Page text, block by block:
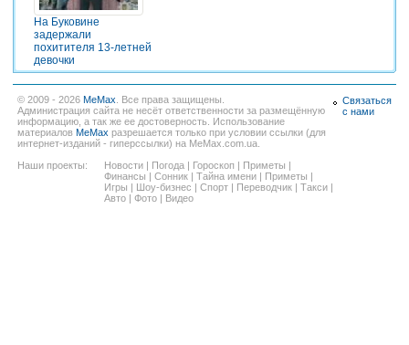
На Буковине
задержали
похитителя 13-летней
девочки
© 2009 - 2026 MeMax . Все права защищены.
Администрация сайта не несёт ответственности за размещённую
информацию, а так же ее достоверность. Использование
материалов MeMax разрешается только при условии ссылки (для
интернет-изданий - гиперссылки) на MeMax.com.ua.
Наши проекты:
Новости | Погода | Гороскоп | Приметы |
Финансы | Сонник | Тайна имени | Приметы |
Игры | Шоу-бизнес | Спорт | Переводчик | Такси |
Авто | Фото | Видео
Связаться
с нами